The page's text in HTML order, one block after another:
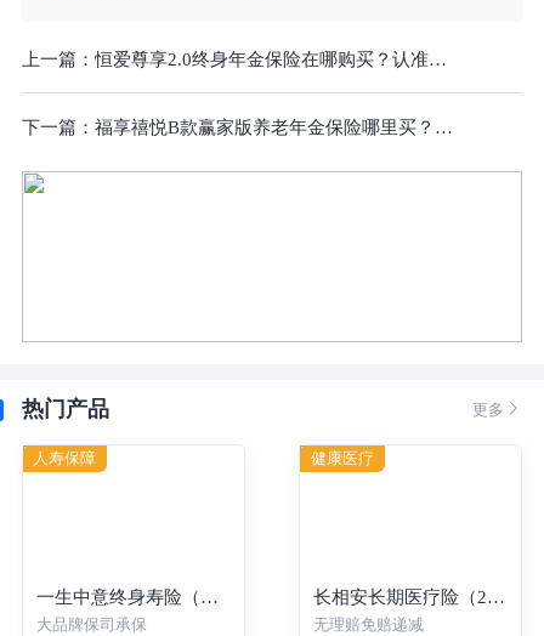
上一篇： 恒爱尊享2.0终身年金保险在哪购买？认准这一个方式！
下一篇： 福享禧悦B款赢家版养老年金保险哪里买？手把手教你投保，附注意事项！
热门产品 更多 
一生中意终身寿险（分红型）-年交
大品牌保司承保
人寿保障
长相安长期医疗险（20年保证续保）—个人版
无理赔免赔递减
健康医疗